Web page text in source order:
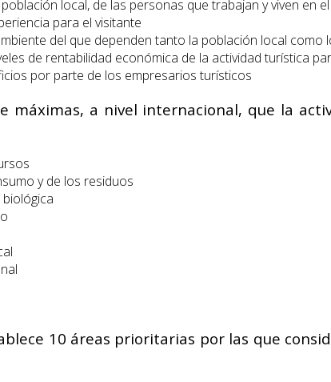
local, de las personas que trabajan y viven en
para el visitante
del que dependen tanto la población local como
de rentabilidad económica de la actividad turística
por parte de los empresarios turísticos
máximas, a nivel internacional, que la
y de los residuos
10 áreas prioritarias por las que